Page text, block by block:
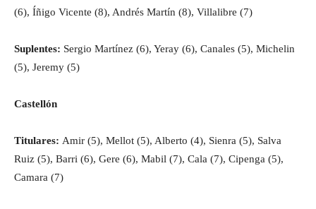
(6), Íñigo Vicente (8), Andrés Martín (8), Villalibre (7)
Suplentes: Sergio Martínez (6), Yeray (6), Canales (5), Michelin
(5), Jeremy (5)
Castellón
Titulares: Amir (5), Mellot (5), Alberto (4), Sienra (5), Salva
Ruiz (5), Barri (6), Gere (6), Mabil (7), Cala (7), Cipenga (5),
Camara (7)